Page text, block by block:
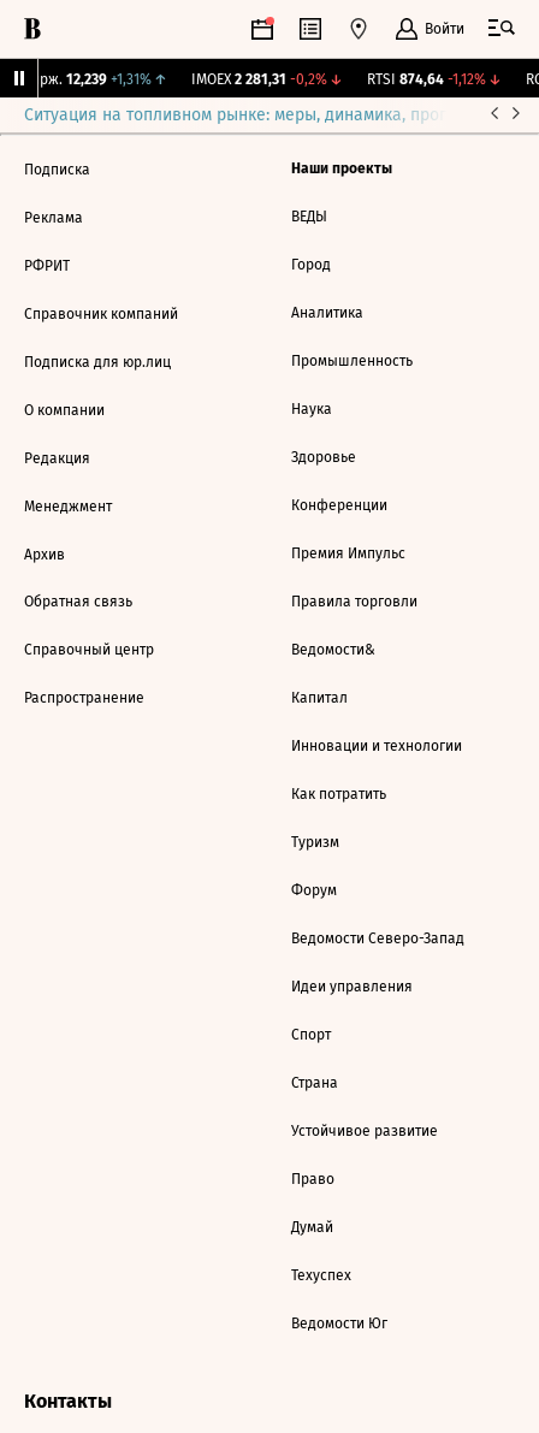
Войти
Бирж. 12,239 +1,31%↑ IMOEX 2 281,31 -0,2%↓ RTSI 874,64 -1,12%↓
Ситуация на топливном рынке: меры, динамика, прогнозы
Подписка
Реклама
РФРИТ
Справочник компаний
Подписка для юр.лиц
О компании
Редакция
Менеджмент
Архив
Обратная связь
Справочный центр
Распространение
Наши проекты
ВЕДЫ
Город
Аналитика
Промышленность
Наука
Здоровье
Конференции
Премия Импульс
Правила торговли
Ведомости&
Капитал
Инновации и технологии
Как потратить
Туризм
Форум
Ведомости Северо-Запад
Идеи управления
Спорт
Страна
Устойчивое развитие
Право
Думай
Техуспех
Ведомости Юг
Контакты